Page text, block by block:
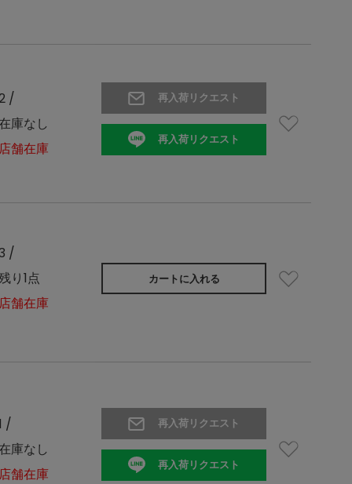
/
庫なし
舗在庫
再入荷リクエスト
再入荷リクエスト
/
り1点
舗在庫
カートに入れる
/
庫なし
舗在庫
再入荷リクエスト
再入荷リクエスト